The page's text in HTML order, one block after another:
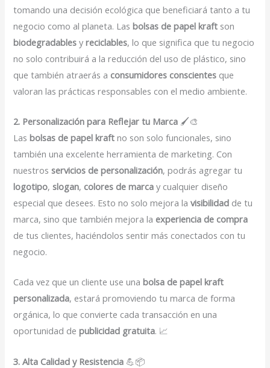
tomando una decisión ecológica que beneficiará tanto a tu
negocio como al planeta. Lasbolsas de papel kraft son
biodegradables yreciclables, lo que significa que tu negocio
no solo contribuirá a la reducción del uso de plástico, sino
que también atraerás a consumidores conscientes que
valoran las prácticas responsables con el medio ambiente.
2. Personalización para Reflejar tu Marca 🖌️🎨
Lasbolsas de papel kraft no son solo funcionales, sino
también una excelente herramienta de marketing. Con
nuestrosservicios de personalización, podrás agregar tu
logotipo,slogan, colores de marca y cualquier diseño
especial que desees. Esto no solo mejora lavisibilidad de tu
marca, sino que también mejora la experiencia de compra
de tus clientes, haciéndolos sentir más conectados con tu
negocio.
Cada vez que un cliente use unabolsa de papel kraft
personalizada, estará promoviendo tu marca de forma
orgánica, lo que convierte cada transacción en una
oportunidad depublicidad gratuita. 📈
3. Alta Calidad y Resistencia 💪📦